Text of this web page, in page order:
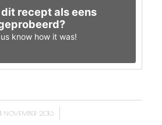
recept als eens
knowhow it was!
NOVEMBER 2016
/